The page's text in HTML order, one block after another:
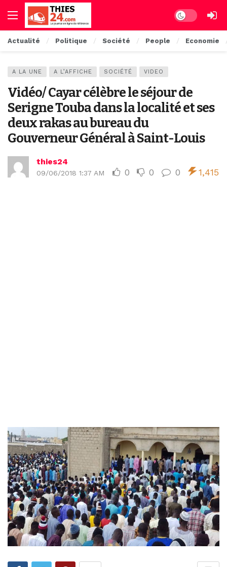
Dark mode
Actualité Politique Société People Economie
A LA UNE A L’AFFICHE SOCIÉTÉ VIDEO
Vidéo/ Cayar célèbre le séjour de
Serigne Touba dans la localité et ses
deux rakas au bureau du
Gouverneur Général à Saint-Louis
thies24
09/06/2018 1:37 AM 0 0 0 1,415